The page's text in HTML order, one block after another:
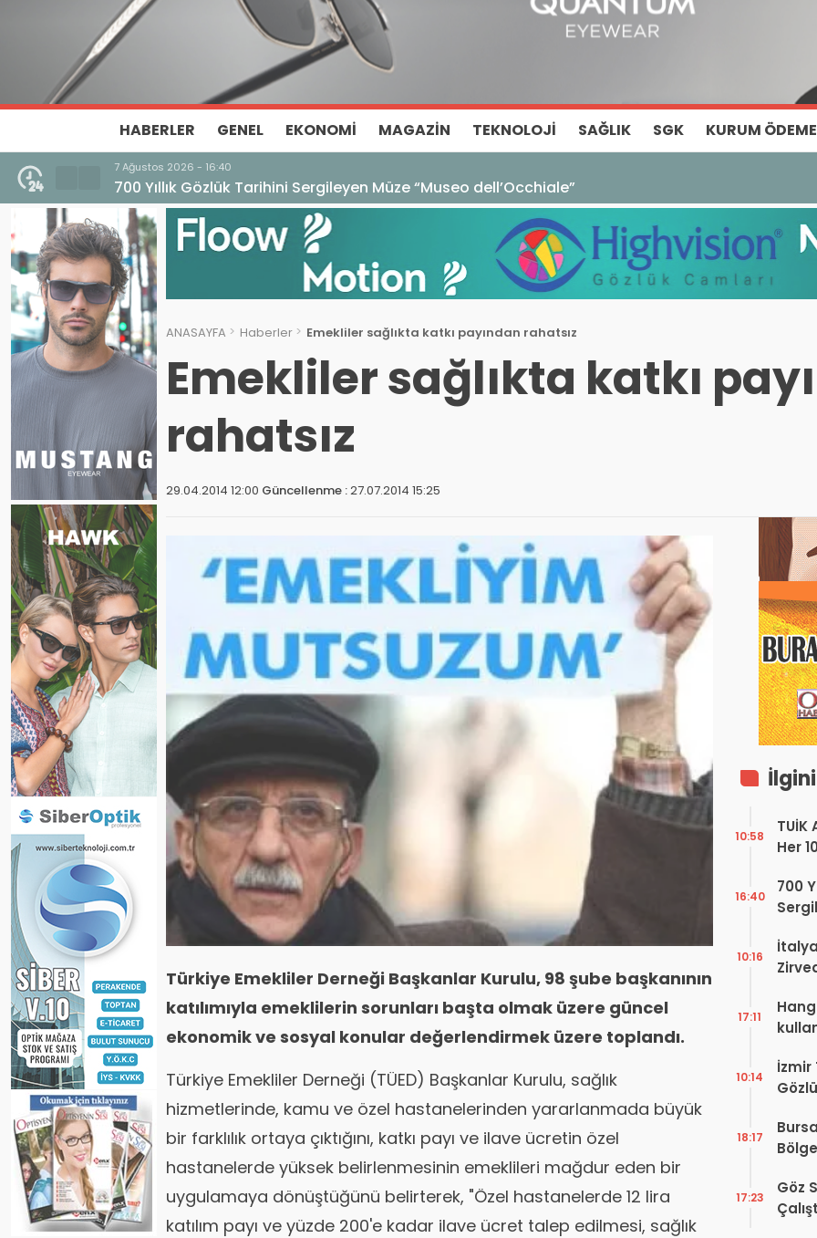
HABERLER GENEL EKONOMI MAGAZIN TEKNOLOJI SAĞLIK SGK KURUM
7 Ağustos 2026 - 16:40
700 Yıllık Gözlük Tarihini Sergileyen Müze “Museo dell’Occhiale”
ANASAYFA Haberler Emekliler sağlıkta katkı payından rahatsız
Emekliler sağlıkta katkı
rahatsız
29.04.2014 12:00 Güncellenme :27.07.2014 15:25
Türkiye Emekliler Derneği Başkanlar Kurulu, 98 şube başkanının
katılımıyla emeklilerin sorunları başta olmak üzere güncel
ekonomik ve sosyal konular değerlendirmek üzere toplandı.
Türkiye Emekliler Derneği (TÜED) Başkanlar Kurulu, sağlık
hizmetlerinde, kamu ve özel hastanelerinden yararlanmada büyük
bir farklılık ortaya çıktığını, katkı payı ve ilave ücretin özel
hastanelerde yüksek belirlenmesinin emeklileri mağdur eden bir
uygulamaya dönüştüğünü belirterek, "Özel hastanelerde 12 lira
katılım payı ve yüzde 200'e kadar ilave ücret talep edilmesi, sağlık
TUİK
Her
10:58
700
16:40
10:16
17:11
İzmir
10:14
18:17
Göz
17:23